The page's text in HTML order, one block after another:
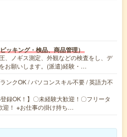
ッキング・検品、商品管理）
、ノギス測定、外観などの検査をし、デ
お願いします。(派遣)経験・…
ンクOK / パソコンスキル不要 / 英語力不
登録OK！】〇未経験大歓迎！〇フリータ
！ ※お仕事の掛け持ち…